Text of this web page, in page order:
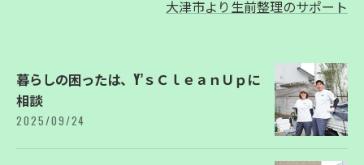
大津市より生前整理のサポート
暮らしの困ったは、Y’ｓＣｌｅａｎＵｐに
相談
2025/09/24